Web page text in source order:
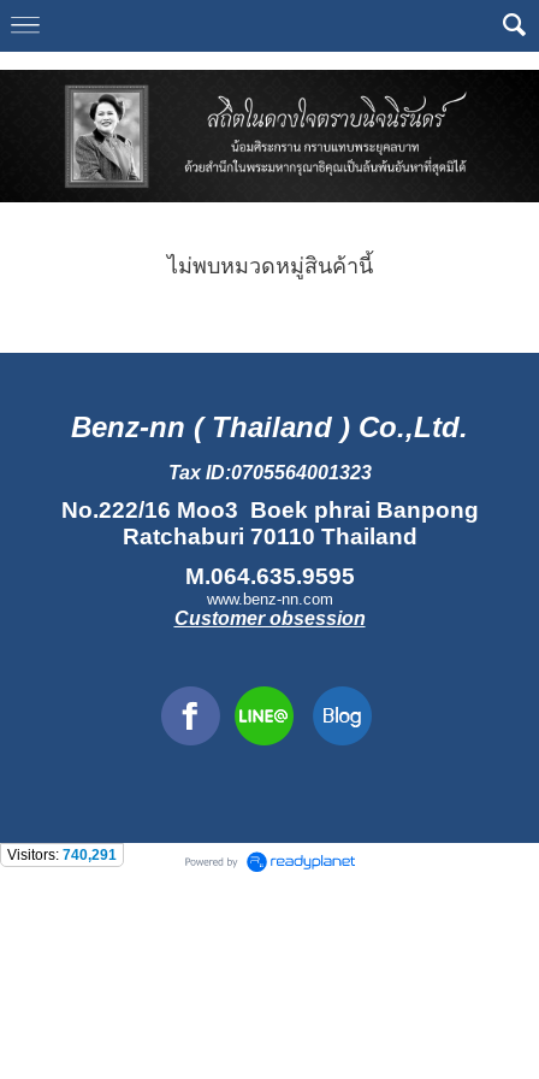
ไม่พบหมวดหมู่สินค้านี้
Benz-nn ( Thailand ) Co.,Ltd.
Tax ID:0705564001323
No.222/16 Moo3 Boek phrai Banpong
Ratchaburi 70110 Thailand
M.064.635.9595
www.benz-nn.com
Customer obsession
Visitors: 740,291